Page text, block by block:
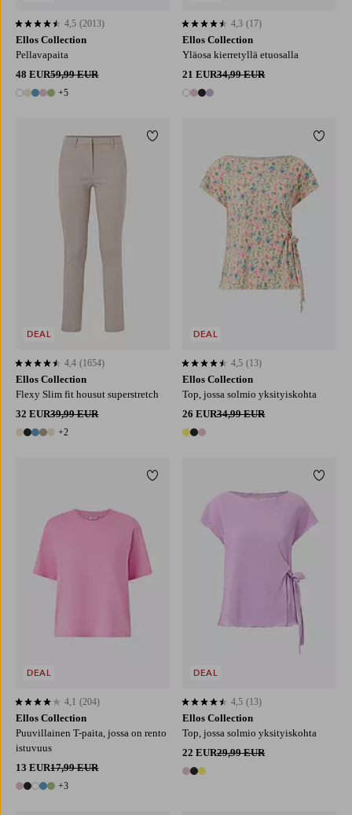
Ellos Collection
Pellavapaita
48 EUR59,99 EUR
10 värejä
+5
4,5 perustuen 2013 arvosanaan
4,5 (2013)
Ellos Collection
Yläosa kierretyllä etuosalla
21 EUR34,99 EUR
4 värejä
4,3 perustuen 17 arvosanaan
4,3 (17)
Ellos Collection
Flexy Slim fit housut superstretch
32 EUR39,99 EUR
7 värejä
+2
4,4 perustuen 1654 arvosanaan
4,4 (1654)
DEAL
Lisää suosikkeihin
Ellos Collection
Top, jossa solmio yksityiskohta
26 EUR34,99 EUR
3 värejä
4,5 perustuen 13 arvosanaan
4,5 (13)
DEAL
Lisää
LXL
Ellos Collection
Puuvillainen T-paita, jossa on rento
istuvuus
13 EUR17,99 EUR
8 värejä
+3
4,1 perustuen 204 arvosanaan
4,1 (204)
DEAL
Lisää suosikkeihin
Ellos Collection
Top, jossa solmio yksityiskohta
22 EUR29,99 EUR
3 värejä
4,5 perustuen 13 arvosanaan
4,5 (13)
DEAL
Lisää
ML